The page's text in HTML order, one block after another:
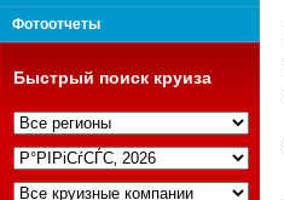
Интернешнл"
Фотоотчеты
Быстрый поиск круиза